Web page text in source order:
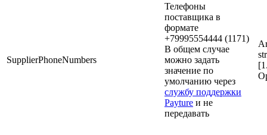
SupplierPhoneNumbers
Телефоны
поставщика в
формате
+79995554444 (1171)
В общем случае
можно задать
значение по
умолчанию через
службу поддержки
Payture и не
передавать